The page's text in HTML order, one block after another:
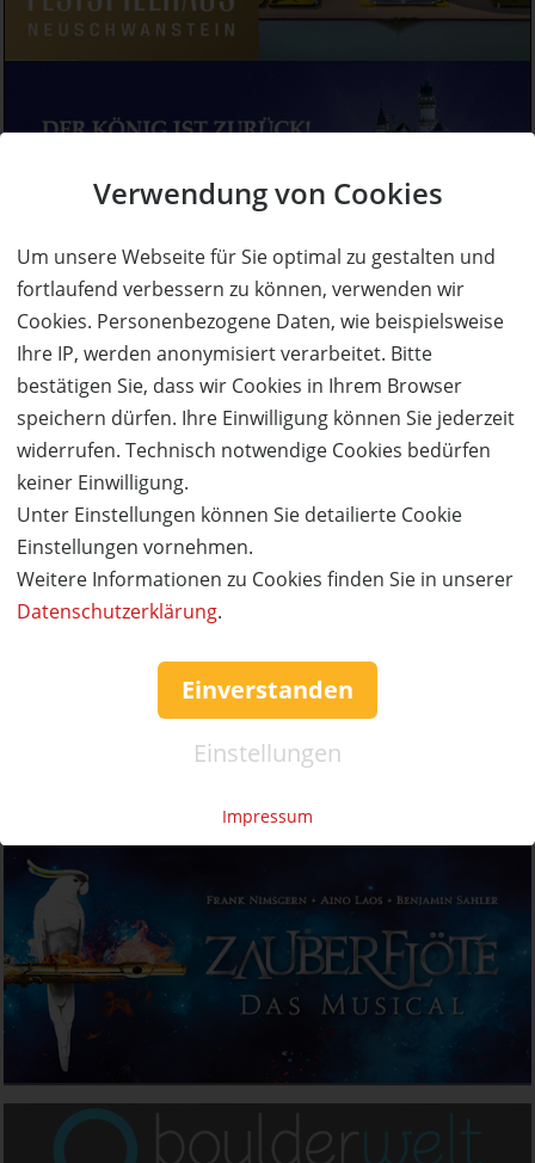
Verwendung von Cookies
Um unsere Webseite für Sie optimal zu gestalten und
fortlaufend verbessern zu können, verwenden wir
Cookies. Personenbezogene Daten, wie beispielsweise
Ihre IP, werden anonymisiert verarbeitet. Bitte
bestätigen Sie, dass wir Cookies in Ihrem Browser
speichern dürfen. Ihre Einwilligung können Sie jederzeit
widerrufen. Technisch notwendige Cookies bedürfen
keiner Einwilligung.
Unter Einstellungen können Sie detailierte Cookie
Einstellungen vornehmen.
Weitere Informationen zu Cookies finden Sie in unserer
Datenschutzerklärung.
Einverstanden
Einstellungen
Impressum